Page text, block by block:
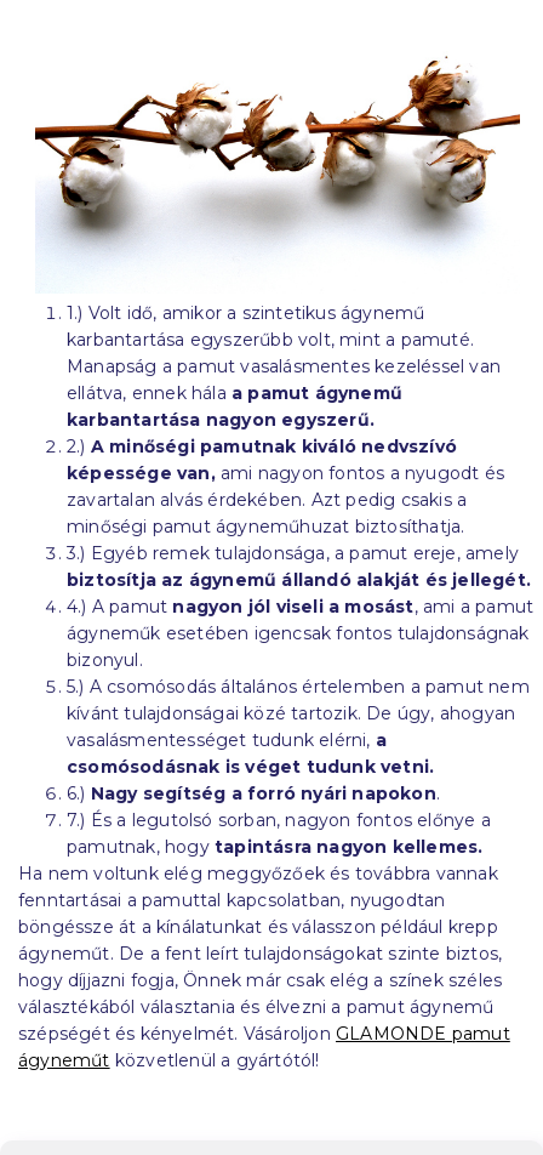
1.) Volt idő, amikor a szintetikus ágynemű
karbantartása egyszerűbb volt, mint a pamuté.
Manapság a pamut vasalásmentes kezeléssel van
ellátva, ennek hála a pamut ágynemű
karbantartása nagyon egyszerű.
2.) A minőségi pamutnak kiváló nedvszívó
képessége van, ami nagyon fontos a nyugodt és
zavartalan alvás érdekében. Azt pedig csakis a
minőségi pamut ágyneműhuzat biztosíthatja.
3.) Egyéb remek tulajdonsága, a pamut ereje, amely
biztosítja az ágynemű állandó alakját és jellegét.
4.) A pamut nagyon jól viseli a mosást, ami a pamut
ágyneműk esetében igencsak fontos tulajdonságnak
bizonyul.
5.) A csomósodás általános értelemben a pamut nem
kívánt tulajdonságai közé tartozik. De úgy, ahogyan
vasalásmentességet tudunk elérni, a
csomósodásnak is véget tudunk vetni.
6.) Nagy segítség a forró nyári napokon.
7.) És a legutolsó sorban, nagyon fontos előnye a
pamutnak, hogy tapintásra nagyon kellemes.
Ha nem voltunk elég meggyőzőek és továbbra vannak
fenntartásai a pamuttal kapcsolatban, nyugodtan
böngéssze át a kínálatunkat és válasszon például krepp
ágyneműt. De a fent leírt tulajdonságokat szinte biztos,
hogy díjjazni fogja, Önnek már csak elég a színek széles
választékából választania és élvezni a pamut ágynemű
szépségét és kényelmét. Vásároljon GLAMONDE pamut
ágyneműt közvetlenül a gyártótól!